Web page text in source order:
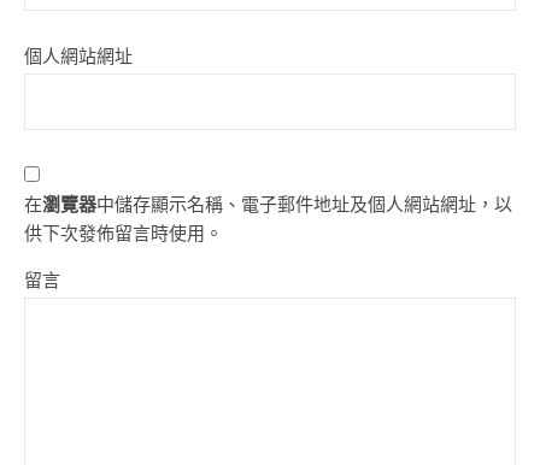
個人網站網址
在瀏覽器中儲存顯示名稱、電子郵件地址及個人網站網址，以
供下次發佈留言時使用。
留言